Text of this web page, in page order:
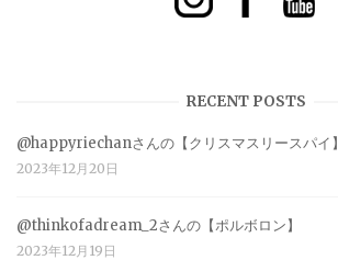
RECENT POSTS
@happyriechanさんの【クリスマスリースパイ】
2023年12月20日
@thinkofadream_2さんの【ポルボロン】
2023年12月19日